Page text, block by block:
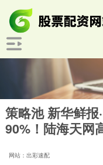
策略池 新华鲜报
90%！陆海天网
网站：出彩速配